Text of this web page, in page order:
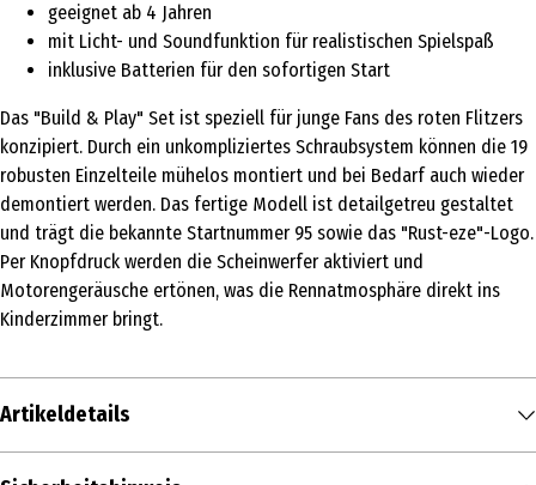
geeignet ab 4 Jahren
mit Licht- und Soundfunktion für realistischen Spielspaß
inklusive Batterien für den sofortigen Start
Das "Build & Play" Set ist speziell für junge Fans des roten Flitzers
konzipiert. Durch ein unkompliziertes Schraubsystem können die 19
robusten Einzelteile mühelos montiert und bei Bedarf auch wieder
demontiert werden. Das fertige Modell ist detailgetreu gestaltet
und trägt die bekannte Startnummer 95 sowie das "Rust-eze"-Logo.
Per Knopfdruck werden die Scheinwerfer aktiviert und
Motorengeräusche ertönen, was die Rennatmosphäre direkt ins
Kinderzimmer bringt.
Artikeldetails
Inhalt